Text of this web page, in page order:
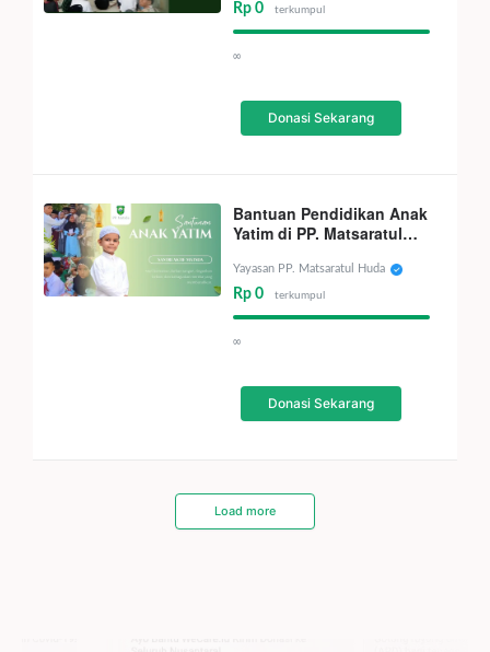
Rp 0 terkumpul
∞
Donasi Sekarang
Bantuan Pendidikan Anak
Yatim di PP. Matsaratul
Yayasan PP. Matsaratul Huda
Rp 0 terkumpul
∞
Donasi Sekarang
Load more